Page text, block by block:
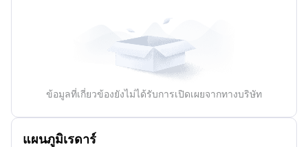
ข้อมูลที่เกี่ยวข้องยังไม่ได้รับการเปิดเผยจากทางบริษัท
แผนภูมิเรดาร์